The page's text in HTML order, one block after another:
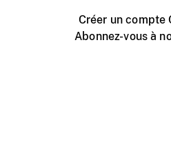
Créer un compte
Abonnez-vous à